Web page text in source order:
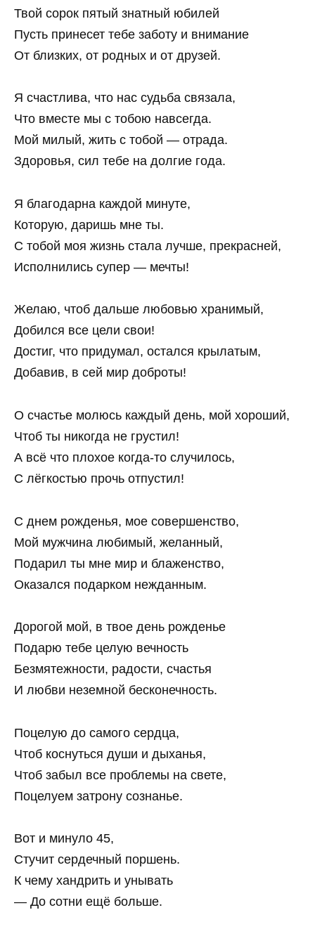
Твой сорок пятый знатный юбилей
Пусть принесет тебе заботу и внимание
От близких, от родных и от друзей.
Я счастлива, что нас судьба связала,
Что вместе мы с тобою навсегда.
Мой милый, жить с тобой — отрада.
Здоровья, сил тебе на долгие года.
Я благодарна каждой минуте,
Которую, даришь мне ты.
С тобой моя жизнь стала лучше, прекрасней,
Исполнились супер — мечты!
Желаю, чтоб дальше любовью хранимый,
Добился все цели свои!
Достиг, что придумал, остался крылатым,
Добавив, в сей мир доброты!
О счастье молюсь каждый день, мой хороший,
Чтоб ты никогда не грустил!
А всё что плохое когда-то случилось,
С лёгкостью прочь отпустил!
С днем рожденья, мое совершенство,
Мой мужчина любимый, желанный,
Подарил ты мне мир и блаженство,
Оказался подарком нежданным.
Дорогой мой, в твое день рожденье
Подарю тебе целую вечность
Безмятежности, радости, счастья
И любви неземной бесконечность.
Поцелую до самого сердца,
Чтоб коснуться души и дыханья,
Чтоб забыл все проблемы на свете,
Поцелуем затрону сознанье.
Вот и минуло 45,
Стучит сердечный поршень.
К чему хандрить и унывать
— До сотни ещё больше.